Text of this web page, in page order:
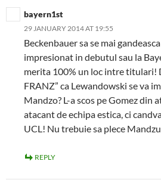
bayern1st
29 JANUARY 2014 AT 19:55
Beckenbauer sa se mai
impresionat in debutul sau la
merita 100% un loc intre titulari!
FRANZ” ca Lewandowski se va
Mandzo? L-a scos pe Gomez din
atacant de echipa estica, ci
UCL! Nu trebuie sa plece
REPLY